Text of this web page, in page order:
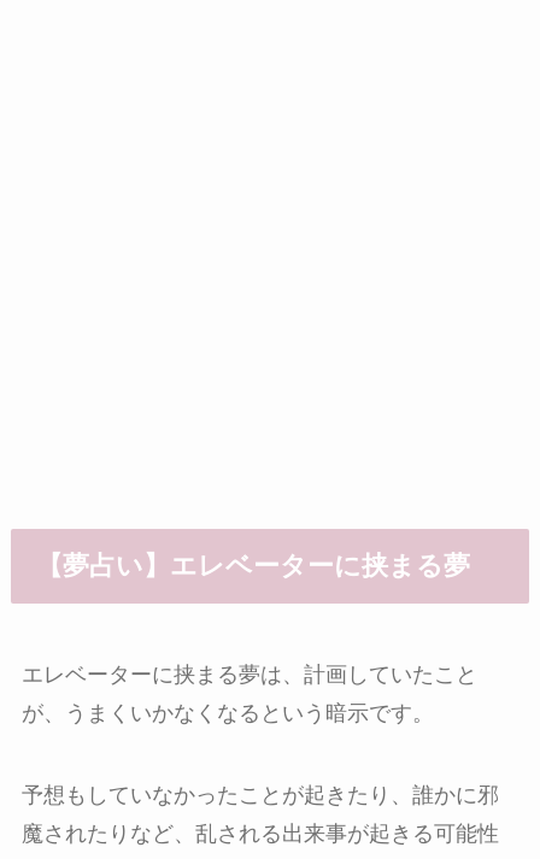
【夢占い】エレベーターに挟まる夢
エレベーターに挟まる夢は、計画していたこと
が、うまくいかなくなるという暗示です。
予想もしていなかったことが起きたり、誰かに邪
魔されたりなど、乱される出来事が起きる可能性